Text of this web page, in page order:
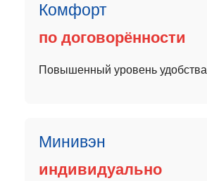
Комфорт
по договорённости
Повышенный уровень удобства
Минивэн
индивидуально